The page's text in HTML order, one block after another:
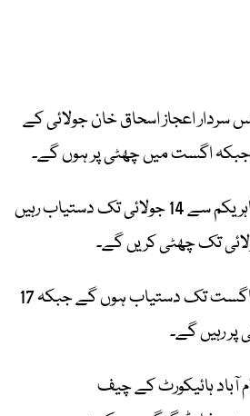
اعجاز اسحاق خان جولائی کے
جبکہ اگست میں چھٹی پر ہوں گے۔
جسٹس ارباب محمد طاہر یکم سے 14 جولائی تک دستیاب رہیں
اسی طرح وہ یکم سے 16 اگست تک دستیاب ہوں گے جبکہ 17
آباد ہائیکورٹ کے چیف